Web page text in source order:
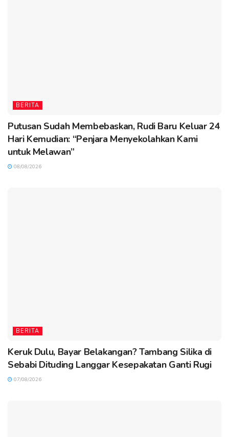
BERITA
Putusan Sudah Membebaskan, Rudi Baru Keluar 24
Hari Kemudian: “Penjara Menyekolahkan Kami
untuk Melawan”
08/08/2026
BERITA
Keruk Dulu, Bayar Belakangan? Tambang Silika di
Sebabi Dituding Langgar Kesepakatan Ganti Rugi
07/08/2026